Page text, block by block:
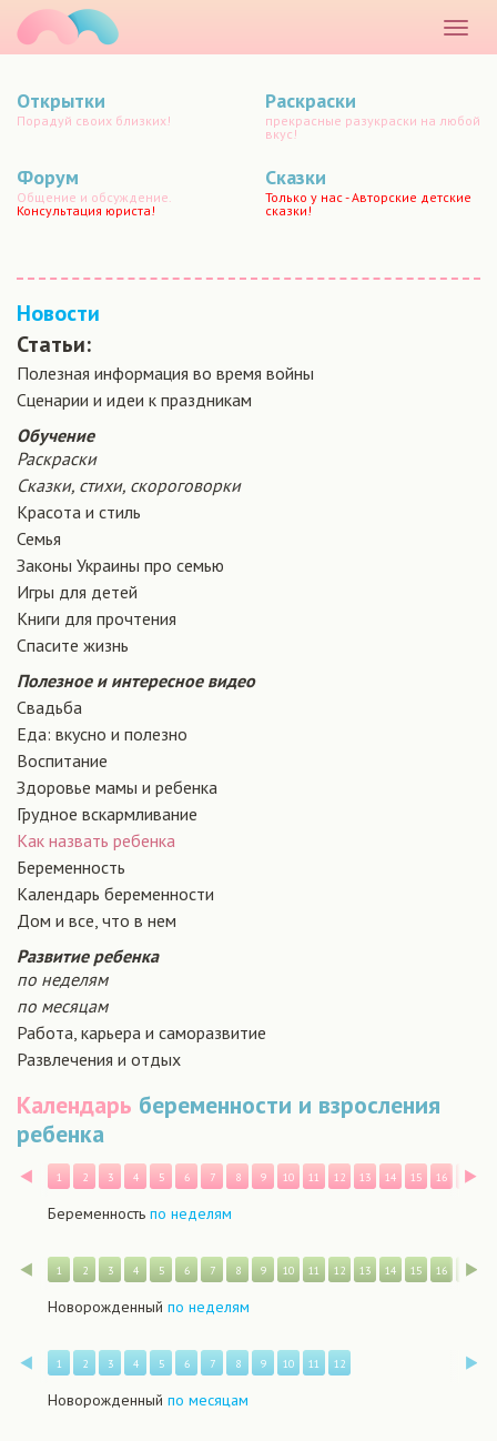
меню
Открытки
Порадуй своих близких!
Раскраски
прекрасные разукраски на любой
вкус!
Форум
Общение и обсуждение.
Консультация юриста!
Сказки
Только у нас - Авторские детские
сказки!
Новости
Статьи:
Полезная информация во время войны
Сценарии и идеи к праздникам
Обучение
Раскраски
Сказки, стихи, скороговорки
Красота и стиль
Семья
Законы Украины про семью
Игры для детей
Книги для прочтения
Спасите жизнь
Полезное и интересное видео
Свадьба
Еда: вкусно и полезно
Воспитание
Здоровье мамы и ребенка
Грудное вскармливание
Как назвать ребенка
Беременность
Календарь беременности
Дом и все, что в нем
Развитие ребенка
по неделям
по месяцам
Работа, карьера и саморазвитие
Развлечения и отдых
Календарь беременности и взросления
ребенка
Назад
1 2 3 4 5 6 7 8 9 10 11 12 13 14 15 16 17
Беременность по неделям
Назад
1 2 3 4 5 6 7 8 9 10 11 12 13 14 15 16 17
Новорожденный по неделям
Назад
1 2 3 4 5 6 7 8 9 10 11 12
Новорожденный по месяцам